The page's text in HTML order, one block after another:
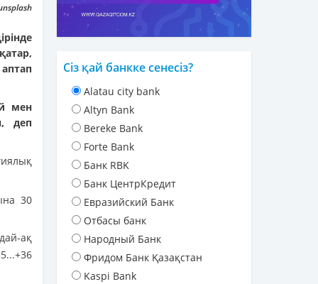
мен
деп
30
ақ
Сіз қай банкке сенесіз?
Alatau city bank
Altyn Bank
Bereke Bank
Forte Bank
Банк RBK
Банк ЦентрКредит
Евразийский Банк
Отбасы банк
Народный Банк
Фридом Банк Қазақстан
Kaspi Bank